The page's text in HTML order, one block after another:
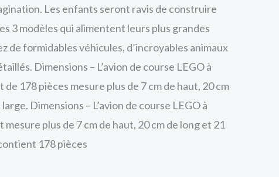
Les enfants seront ravis de construire
3 modèles qui alimentent leurs plus grandes
de formidables véhicules, d’incroyables animaux
Dimensions – L’avion de course LEGO à
178 pièces mesure plus de 7 cm de haut, 20 cm
Dimensions – L’avion de course LEGO à
plus de 7 cm de haut, 20 cm de long et 21
178 pièces